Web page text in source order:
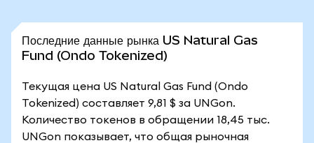
Последние данные рынка US Natural Gas
Fund (Ondo Tokenized)
Текущая цена US Natural Gas Fund (Ondo
Tokenized) составляет 9,81 $ за UNGon.
Количество токенов в обращении 18,45 тыс.
UNGon показывает, что общая рыночная